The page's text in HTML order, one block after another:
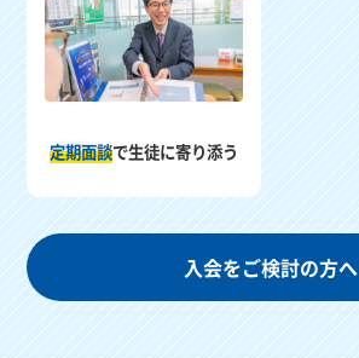
定期面談で生徒に寄り添う
入会をご検討の方へ